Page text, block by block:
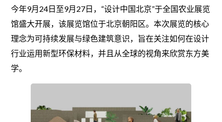
今年9月24日至9月27日，“设计中国北京”于全国农业展览
馆盛大开展，该展览馆位于北京朝阳区。本次展览的核心
理念为可持续发展与绿色建筑意识，旨在关注如何在设计
行业运用新型环保材料，并且从全球的视角来欣赏东方美
学。